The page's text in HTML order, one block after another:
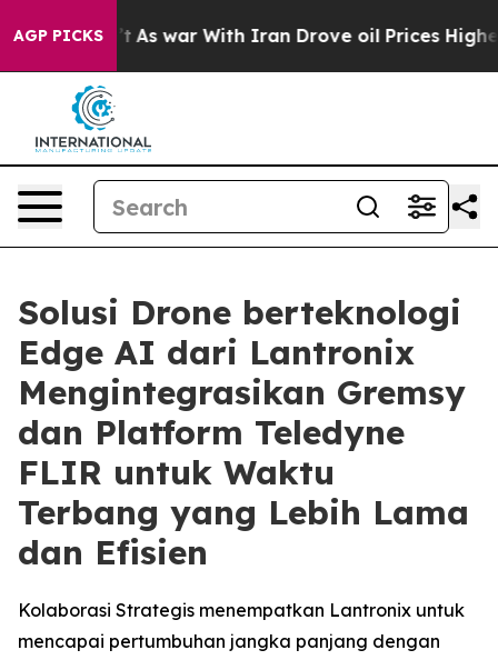
AGP PICKS
As war With Iran Drove oil Prices Higher,
Solusi Drone berteknologi
Edge AI dari Lantronix
Mengintegrasikan Gremsy
dan Platform Teledyne
FLIR untuk Waktu
Terbang yang Lebih Lama
dan Efisien
Kolaborasi Strategis menempatkan Lantronix untuk
mencapai pertumbuhan jangka panjang dengan